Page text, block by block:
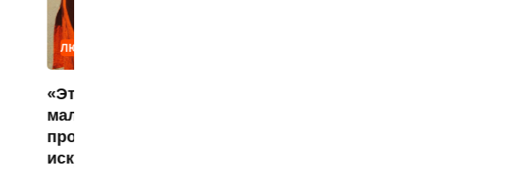
ЛЮДИ
«Это как создание
маленького
произведения
искусства, которое...